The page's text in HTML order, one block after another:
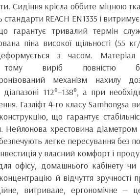
Сидіння крісла оббите міцною
REACH EN1335 і
гарантує тривалий термін
піна високої щільності (55
з часом.
тому виріб повністю
механізм нахилу
112°–138°, а при
Газліфт 4-го класу Samhongsa
що гарантує
Нейлонова хрестовина
легке пересування без
у власний комфорт і
офісу, домашнього кабінету чи
й відчуття зручності
витривале, ергономічне —